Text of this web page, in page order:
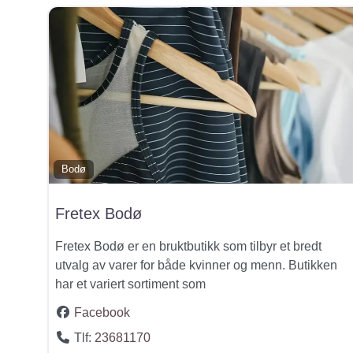
Bodø
Fretex Bodø
Fretex Bodø er en bruktbutikk som tilbyr et bredt
utvalg av varer for både kvinner og menn. Butikken
har et variert sortiment som
Facebook
Tlf: 23681170